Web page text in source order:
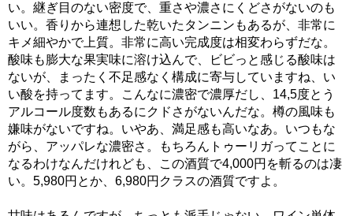
い。継ぎ目のない密度で、重さや濃さにくどさがないのも
いい。香りから連想した乾いたタンニンもあるが、非常に
キメ細やかで上質。非常に高い完成度は相変わらずだな。
酸味も膨大な果実味に溶け込んで、ビビっと感じる酸味は
ないが、まったく不足感なく構成に寄与していますね、い
い酸を持ってます。こんなに濃密で濃厚だし、14,5度とう
アルコール度数もあるにクドさがないんだな。樽の風味も
嫌味がないですね。いやあ、満足感も高いなあ。いつもな
がら、アッパレな濃密さ。もちろんトゥーリガってことに
なるわけなんだけれども、この酒質で4,000円を斬るのは凄
い。5,980円とか、6,980円クラスの酒質ですよ。